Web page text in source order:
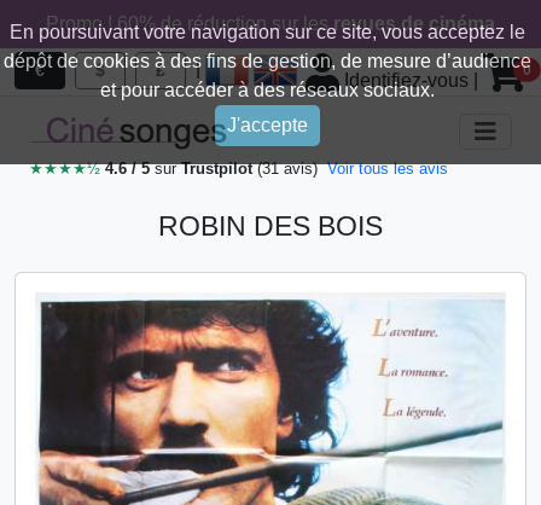
En poursuivant votre navigation sur ce site, vous acceptez le
dépôt de cookies à des fins de gestion, de mesure d’audience
et pour accéder à des réseaux sociaux.
J'accepte
Promo ! 60% de réduction sur lesrevues de cinéma
€ $ £ |
Identifiez-vous 0
★★★★½4.6 / 5surTrustpilot(31 avis) Voir tous les avis
ROBIN DES BOIS